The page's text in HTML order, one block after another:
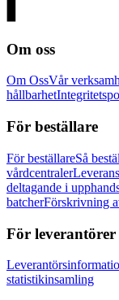
Om oss
Om OssVår
hållbarhet
För beställare
För beställareSå
vårdcentraler
deltagande i
batcherFörskrivning
För leverantörer
statistikinsamling